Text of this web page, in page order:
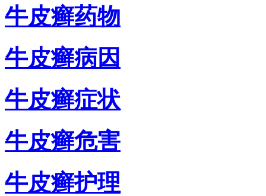
牛皮癣药物
牛皮癣病因
牛皮癣症状
牛皮癣危害
牛皮癣护理